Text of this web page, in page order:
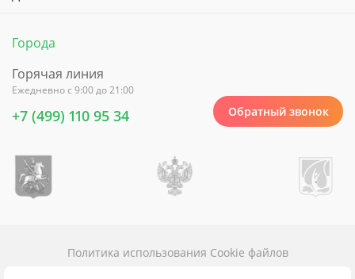
Города
Горячая линия
Ежедневно с 9:00 до 21:00
+7 (499) 110 95 34 Обратный звонок
Политика использования Cookie файлов